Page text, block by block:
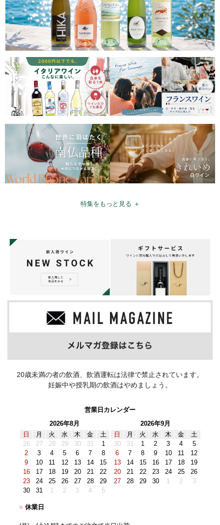
特集をもっと見る ＋
20歳未満の者の飲酒、飲酒運転は法律で禁止されています。
妊娠中や授乳期の飲酒はやめましょう。
営業日カレンダー
2026年8月
日
月 火 水 木 金
土
26
27 28 29 30 31
1
2
3 4 5 6 7
8
9
10 11 12 13 14
15
16
17 18 19 20 21
22
23
24 25 26 27 28
29
30
31 1 2 3 4 5
2026年9月
日
月 火 水 木 金
土
30
31 1 2 3 4
5
6
7 8 9 10 11
12
13
14 15 16 17 18
19
20
21 22 23 24 25
26
27
28 29 30 1 2 3
■ 休業日